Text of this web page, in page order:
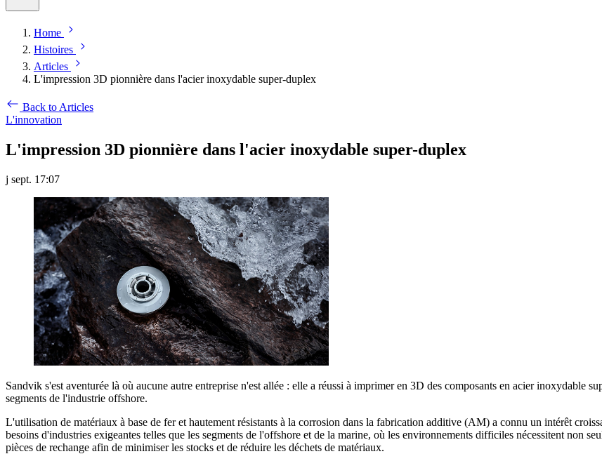
Home
Histoires
Articles
L'impression 3D pionnière dans l'acier inoxydable super-duplex
Back to Articles
L'innovation
L'impression 3D pionnière dans l'acier inoxydable super-duplex
j sept. 17:07
Sandvik s'est aventurée là où aucune autre entreprise n'est allée : elle a réussi à imprimer en 3D des composants en acier inoxydable
segments de l'industrie offshore.
L'utilisation de matériaux à base de fer et hautement résistants à la corrosion dans la fabrication additive (AM) a connu un intérêt
besoins d'industries exigeantes telles que les segments de l'offshore et de la marine, où les environnements difficiles nécessitent non
pièces de rechange afin de minimiser les stocks et de réduire les déchets de matériaux.